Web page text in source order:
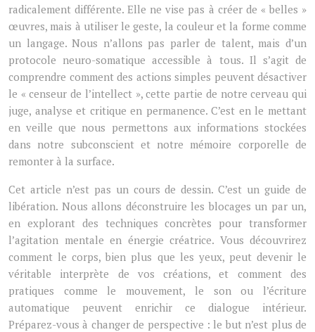
radicalement différente. Elle ne vise pas à créer de « belles »
œuvres, mais à utiliser le geste, la couleur et la forme comme
un langage. Nous n’allons pas parler de talent, mais d’un
protocole neuro-somatique accessible à tous. Il s’agit de
comprendre comment des actions simples peuvent désactiver
le « censeur de l’intellect », cette partie de notre cerveau qui
juge, analyse et critique en permanence. C’est en le mettant
en veille que nous permettons aux informations stockées
dans notre subconscient et notre mémoire corporelle de
remonter à la surface.
Cet article n’est pas un cours de dessin. C’est un guide de
libération. Nous allons déconstruire les blocages un par un,
en explorant des techniques concrètes pour transformer
l’agitation mentale en énergie créatrice. Vous découvrirez
comment le corps, bien plus que les yeux, peut devenir le
véritable interprète de vos créations, et comment des
pratiques comme le mouvement, le son ou l’écriture
automatique peuvent enrichir ce dialogue intérieur.
Préparez-vous à changer de perspective : le but n’est plus de